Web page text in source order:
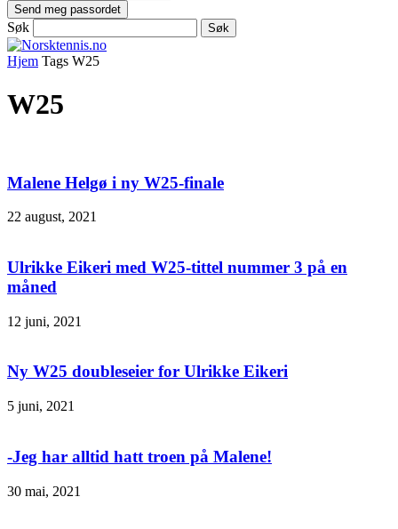
Søk
Hjem Tags W25
W25
Malene Helgø i ny W25-finale
22 august, 2021
Ulrikke Eikeri med W25-tittel nummer 3 på en
måned
12 juni, 2021
Ny W25 doubleseier for Ulrikke Eikeri
5 juni, 2021
-Jeg har alltid hatt troen på Malene!
30 mai, 2021